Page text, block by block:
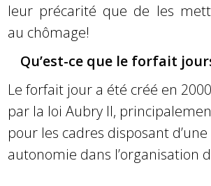
leur précarité que de les
au chômage!
Qu’est-ce que le forfait
Le forfait jour a été créé en 2000
par la loi Aubry II,
pour les cadres disposant d’une
autonomie dans l’organisation